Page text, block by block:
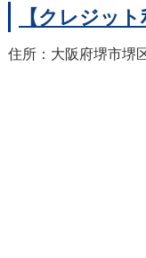
【クレジッ
住所：大阪府堺市堺